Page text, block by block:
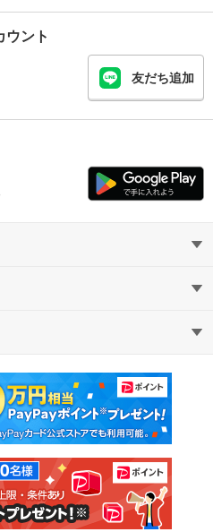
ント
友だち追加
中古マンション
中古一戸建て
土地
教えて！住まいの先生